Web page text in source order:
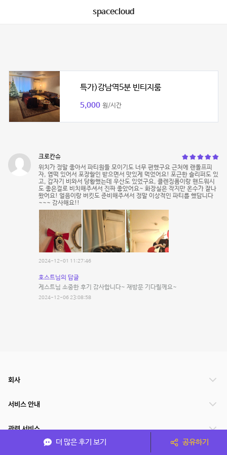
spacecloud
특가)강남역5분 빈티지룸
5,000 원/시간
크로칸슈
위치가 정말 좋아서 파티원들 모이기도 너무 편했구요 근처에 랜돌프피
자, 엽떡 있어서 포장할인 받으면서 맛있게 먹었어요! 포근한 슬리퍼도 있
고, 갑자기 비와서 당황했는데 우산도 있었구요, 클렌징폼이랑 핸드워시
도 좋은걸로 비치해주셔서 진짜 좋았어요~ 화장실은 작지만 온수가 잘나
왔어요! 얼음이랑 버킷도 준비해주셔서 정말 이상적인 파티를 했답니다
~~~ 감사해요!!
2024-12-01 11:27:46
호스트님의 답글
게스트님 소중한 후기 감사합니다~ 재방문 기다릴께요~
2024-12-06 23:08:58
더 많은 후기 보기 공유하기
회사
서비스 안내
관련 서비스